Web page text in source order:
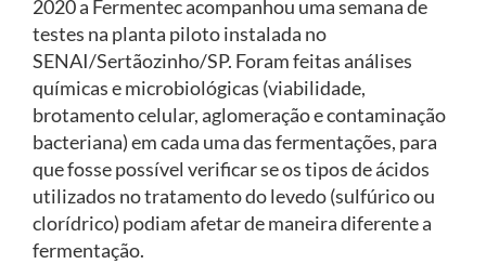
2020 a Fermentec acompanhou uma semana de
testes na planta piloto instalada no
SENAI/Sertãozinho/SP. Foram feitas análises
químicas e microbiológicas (viabilidade,
brotamento celular, aglomeração e contaminação
bacteriana) em cada uma das fermentações, para
que fosse possível verificar se os tipos de ácidos
utilizados no tratamento do levedo (sulfúrico ou
clorídrico) podiam afetar de maneira diferente a
fermentação.